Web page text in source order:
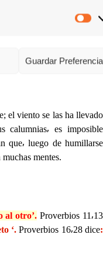
Guardar
ellas es que no se puede
un monje. El dijo: ‘ He
‘ Ponga una pluma en
el viento se las ha llevado
es imposible
que⸴ luego de humillarse
mentes.
al otro’. Proverbios 11⸴13
‘.Proverbios 16⸴28 dice: